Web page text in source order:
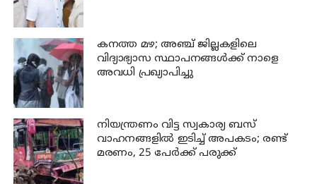
കനത്ത മഴ; അഞ്ച്‌ ജില്ലകളിലെ
വിദ്യാഭ്യാസ സ്ഥാപനങ്ങള്‍ക്ക് നാളെ
അവധി പ്രഖ്യാപിച്ചു
നിയന്ത്രണം വിട്ട സ്വകാര്യ ബസ്
വാഹനങ്ങളില്‍ ഇടിച്ച് അപകടം; രണ്ട്
മരണം, 25 പേർക്ക് പരുക്ക്